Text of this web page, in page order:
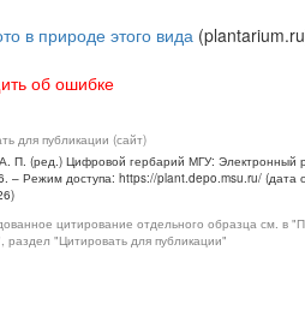
в природе этого вида
об ошибке
для публикации (сайт)
П. (ред.) Цифровой гербарий МГУ: Электронный
– Режим доступа: https://plant.depo.msu.ru/ (дата
цитирование отдельного образца см. в
раздел "Цитировать для публикации"